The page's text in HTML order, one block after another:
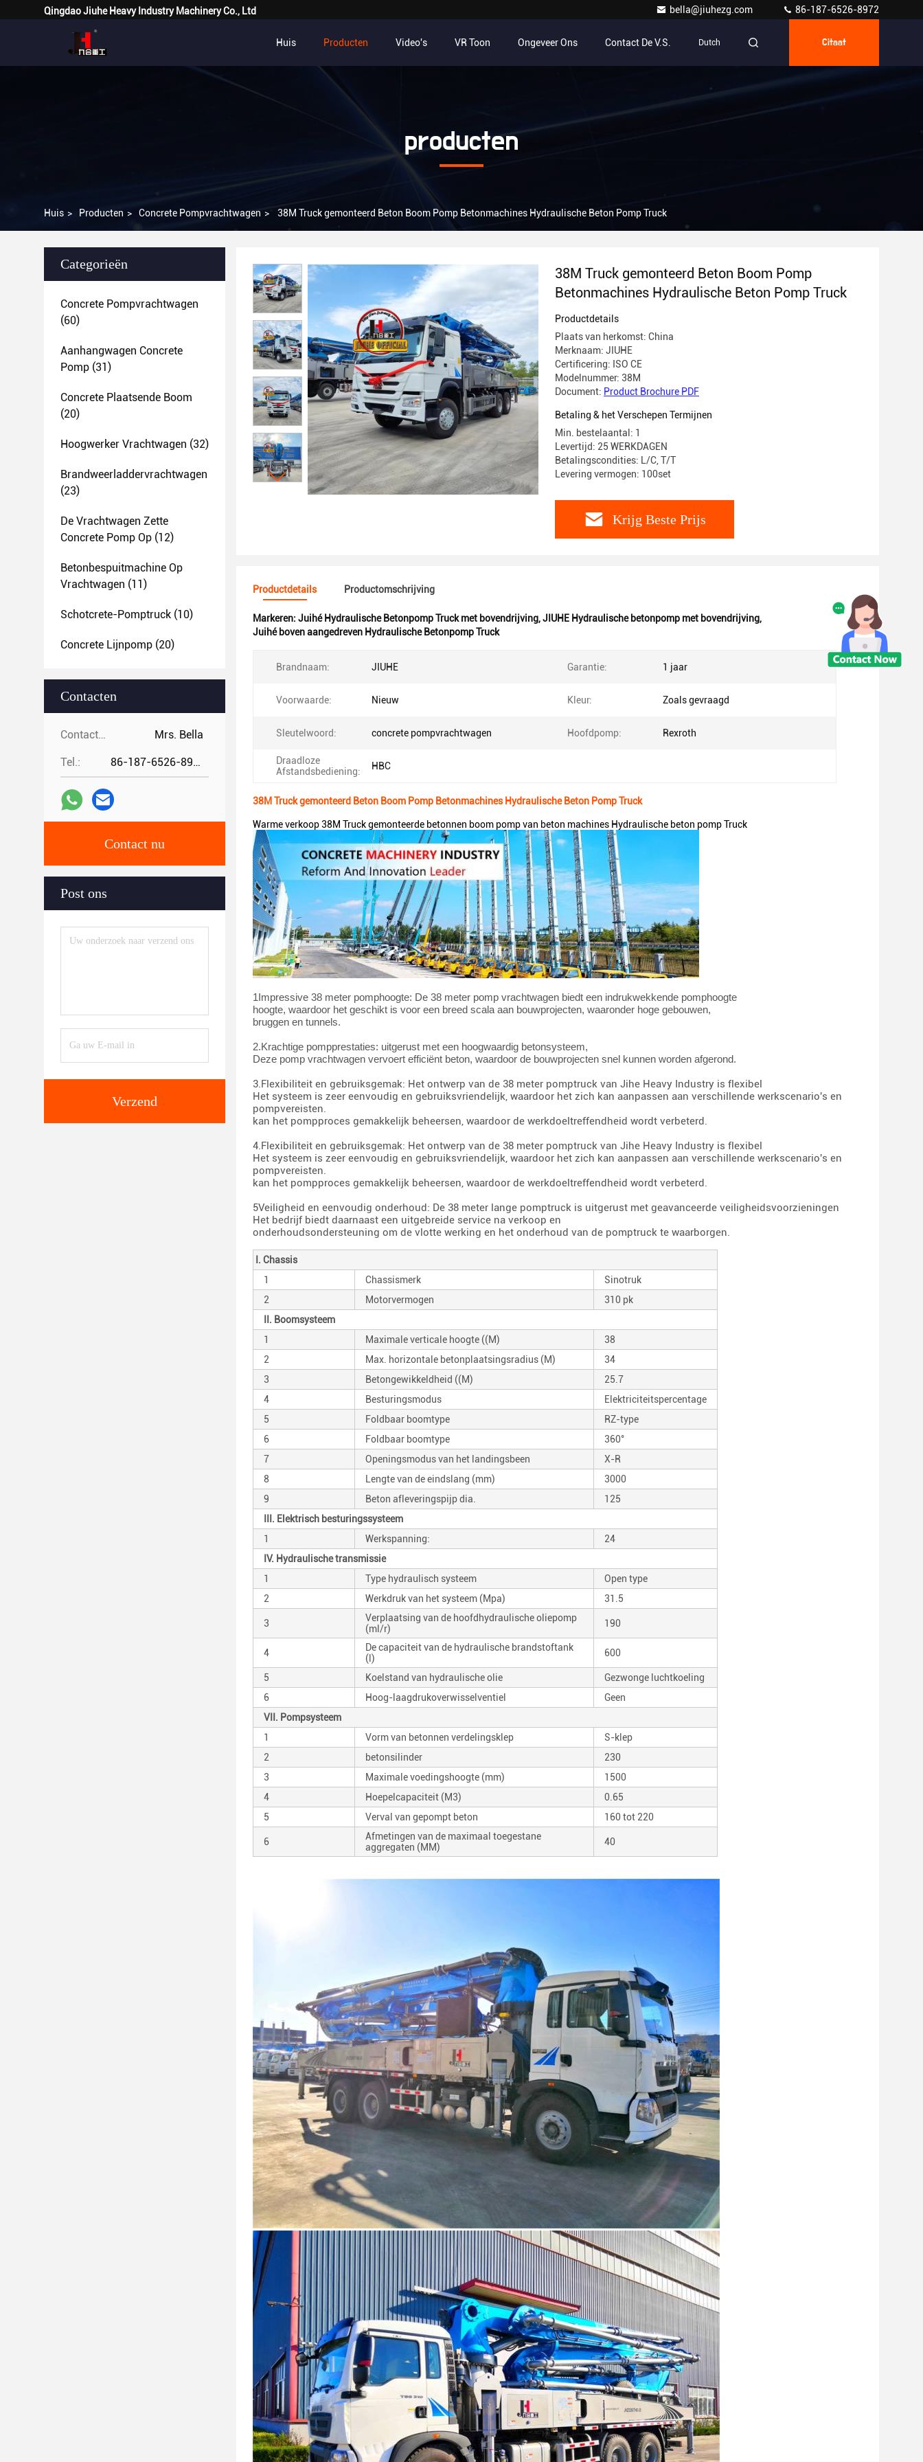
Qingdao Jiuhe Heavy Industry Machinery Co., Ltd bella@jiuhezg.com 86-187-6526-8972
Huis Producten Video's VR Toon Ongeveer Ons Contact De V.S. Dutch Citaat
producten
Huis > Producten > Concrete Pompvrachtwagen > 38M Truck gemonteerd Beton Boom Pomp Betonmachines Hydraulische Beton Pomp Truck
Categorieën
Concrete Pompvrachtwagen
(60)
Aanhangwagen Concrete
Pomp (31)
Concrete Plaatsende Boom
(20)
Hoogwerker Vrachtwagen (32)
Brandweerladdervrachtwagen
(23)
De Vrachtwagen Zette
Concrete Pomp Op (12)
Betonbespuitmachine Op
Vrachtwagen (11)
Schotcrete-Pomptruck (10)
Concrete Lijnpomp (20)
Contacten
Contacten: Mrs. Bella
Tel.: 86-187-6526-8972
Contact nu
Post ons
Verzend
38M Truck gemonteerd Beton Boom Pomp
Betonmachines Hydraulische Beton Pomp Truck
Productdetails
Plaats van herkomst: China
Merknaam: JIUHE
Certificering: ISO CE
Modelnummer: 38M
Document: Product Brochure PDF
Betaling & het Verschepen Termijnen
Min. bestelaantal: 1
Levertijd: 25 WERKDAGEN
Betalingscondities: L/C, T/T
Levering vermogen: 100set
Krijg Beste Prijs
Productdetails Productomschrijving
Markeren: Juihé Hydraulische Betonpomp Truck met bovendrijving,JIUHE Hydraulische betonpomp met bovendrijving,
Juihé boven aangedreven Hydraulische Betonpomp Truck
Brandnaam: JIUHE Garantie: 1 jaar
Voorwaarde: Nieuw Kleur: Zoals gevraagd
Sleutelwoord: concrete pompvrachtwagen Hoofdpomp: Rexroth
Draadloze
Afstandsbediening:
HBC
38M Truck gemonteerd Beton Boom Pomp Betonmachines Hydraulische Beton Pomp Truck
Warme verkoop 38M Truck gemonteerde betonnen boom pomp van beton machines Hydraulische beton pomp Truck
1Impressive 38 meter pomphoogte: De 38 meter pomp vrachtwagen biedt een indrukwekkende pomphoogte
hoogte, waardoor het geschikt is voor een breed scala aan bouwprojecten, waaronder hoge gebouwen,
bruggen en tunnels.
2.Krachtige pompprestaties: uitgerust met een hoogwaardig betonsysteem,
Deze pomp vrachtwagen vervoert efficiënt beton, waardoor de bouwprojecten snel kunnen worden afgerond.
3.Flexibiliteit en gebruiksgemak: Het ontwerp van de 38 meter pomptruck van Jihe Heavy Industry is flexibel
Het systeem is zeer eenvoudig en gebruiksvriendelijk, waardoor het zich kan aanpassen aan verschillende werkscenario's en
pompvereisten.
kan het pompproces gemakkelijk beheersen, waardoor de werkdoeltreffendheid wordt verbeterd.
4.Flexibiliteit en gebruiksgemak: Het ontwerp van de 38 meter pomptruck van Jihe Heavy Industry is flexibel
Het systeem is zeer eenvoudig en gebruiksvriendelijk, waardoor het zich kan aanpassen aan verschillende werkscenario's en
pompvereisten.
kan het pompproces gemakkelijk beheersen, waardoor de werkdoeltreffendheid wordt verbeterd.
5Veiligheid en eenvoudig onderhoud: De 38 meter lange pomptruck is uitgerust met geavanceerde veiligheidsvoorzieningen
Het bedrijf biedt daarnaast een uitgebreide service na verkoop en
onderhoudsondersteuning om de vlotte werking en het onderhoud van de pomptruck te waarborgen.
I. Chassis
1
Chassismerk
Sinotruk
2
Motorvermogen
310 pk
II. Boomsysteem
1
Maximale verticale hoogte ((M)
38
2
Max. horizontale betonplaatsingsradius (M)
34
3
Betongewikkeldheid ((M)
25.7
4
Besturingsmodus
Elektriciteitspercentage
5
Foldbaar boomtype
RZ-type
6
Foldbaar boomtype
360°
7
Openingsmodus van het landingsbeen
X-R
8
Lengte van de eindslang (mm)
3000
9
Beton afleveringspijp dia.
125
III. Elektrisch besturingssysteem
1
Werkspanning:
24
IV. Hydraulische transmissie
1
Type hydraulisch systeem
Open type
2
Werkdruk van het systeem (Mpa) 31.5
3
Verplaatsing van de hoofdhydraulische oliepomp
(ml/r)
190
4
De capaciteit van de hydraulische brandstoftank
(l)
600
5 Koelstand van hydraulische olie
Gezwonge luchtkoeling
6
Hoog-laagdrukoverwisselventiel
Geen
VII. Pompsysteem
1
Vorm van betonnen verdelingsklep
S-klep
2
betonsilinder
230
3
Maximale voedingshoogte (mm)
1500
4
Hoepelcapaciteit (M3)
0.65
5
Verval van gepompt beton 160 tot 220
6
Afmetingen van de maximaal toegestane
aggregaten (MM)
40